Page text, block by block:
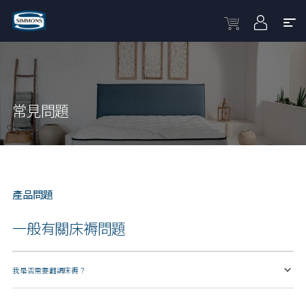
常見問題
產品問題
一般有關床褥問題
我是否需要翻調床褥？